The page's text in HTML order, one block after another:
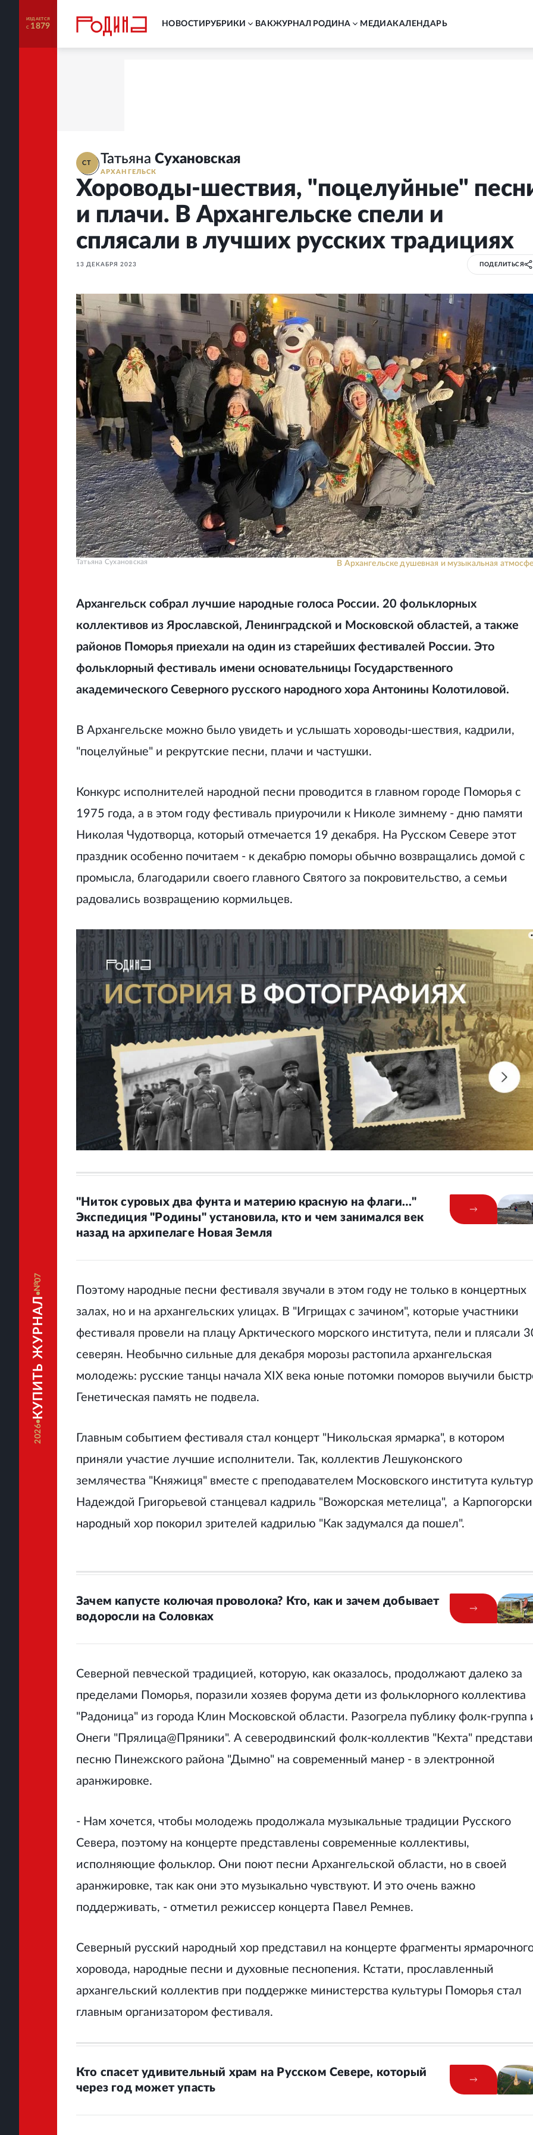
ИЗДАЕТСЯ
С 1879
2026
КУПИТЬ ЖУРНАЛ
07
НОВОСТИ РУБРИКИ ВАКЖУРНАЛ РОДИНА MЕДИА КАЛЕНДАРЬ
СТ Татьяна Сухановская
АРХАНГЕЛЬСК
Хороводы-шествия, "поцелуйные"
и плачи. В Архангельске спели и
сплясали в лучших русских традициях
13 ДЕКАБРЯ 2023 ПОДЕЛИТЬСЯ
Татьяна Сухановская В Архангельске душевная и музыкальная
Архангельск собрал лучшие народные голоса России. 20 фольклорных
коллективов из Ярославской, Ленинградской и Московской областей, а также
районов Поморья приехали на один из старейших фестивалей России. Это
фольклорный фестиваль имени основательницы Государственного
академического Северного русского народного хора Антонины Колотиловой.
В Архангельске можно было увидеть и услышать хороводы-шествия, кадрили,
"поцелуйные" и рекрутские песни, плачи и частушки.
Конкурс исполнителей народной песни проводится в главном городе Поморья с
1975 года, а в этом году фестиваль приурочили к Николе зимнему - дню памяти
Николая Чудотворца, который отмечается 19 декабря. На Русском Севере этот
праздник особенно почитаем - к декабрю поморы обычно возвращались домой с
промысла, благодарили своего главного Святого за покровительство, а семьи
радовались возвращению кормильцев.
"Ниток суровых два фунта и материю красную на флаги…"
Экспедиция "Родины" установила, кто и чем занимался век
назад на архипелаге Новая Земля
Поэтому народные песни фестиваля звучали в этом году не только в концертных
залах, но и на архангельских улицах. В "Игрищах с зачином", которые участники
фестиваля провели на плацу Арктического морского института, пели и плясали
северян. Необычно сильные для декабря морозы растопила архангельская
молодежь: русские танцы начала XIX века юные потомки поморов выучили
Генетическая память не подвела.
Главным событием фестиваля стал концерт "Никольская ярмарка", в котором
приняли участие лучшие исполнители. Так, коллектив Лешуконского
землячества "Княжиця" вместе с преподавателем Московского института
Надеждой Григорьевой станцевал кадриль "Вожорская метелица", а
народный хор покорил зрителей кадрилью "Как задумался да пошел".
Зачем капусте колючая проволока? Кто, как и зачем добывает
водоросли на Соловках
Северной певческой традицией, которую, как оказалось, продолжают далеко за
пределами Поморья, поразили хозяев форума дети из фольклорного коллектива
"Радоница" из города Клин Московской области. Разогрела публику фолк-группа
Онеги "Прялица@Пряники". А северодвинский фолк-коллектив "Кехта"
песню Пинежского района "Дымно" на современный манер - в электронной
аранжировке.
- Нам хочется, чтобы молодежь продолжала музыкальные традиции Русского
Севера, поэтому на концерте представлены современные коллективы,
исполняющие фольклор. Они поют песни Архангельской области, но в своей
аранжировке, так как они это музыкально чувствуют. И это очень важно
поддерживать, - отметил режиссер концерта Павел Ремнев.
Северный русский народный хор представил на концерте фрагменты
хоровода, народные песни и духовные песнопения. Кстати, прославленный
архангельский коллектив при поддержке министерства культуры Поморья стал
главным организатором фестиваля.
Кто спасет удивительный храм на Русском Севере, который
через год может упасть